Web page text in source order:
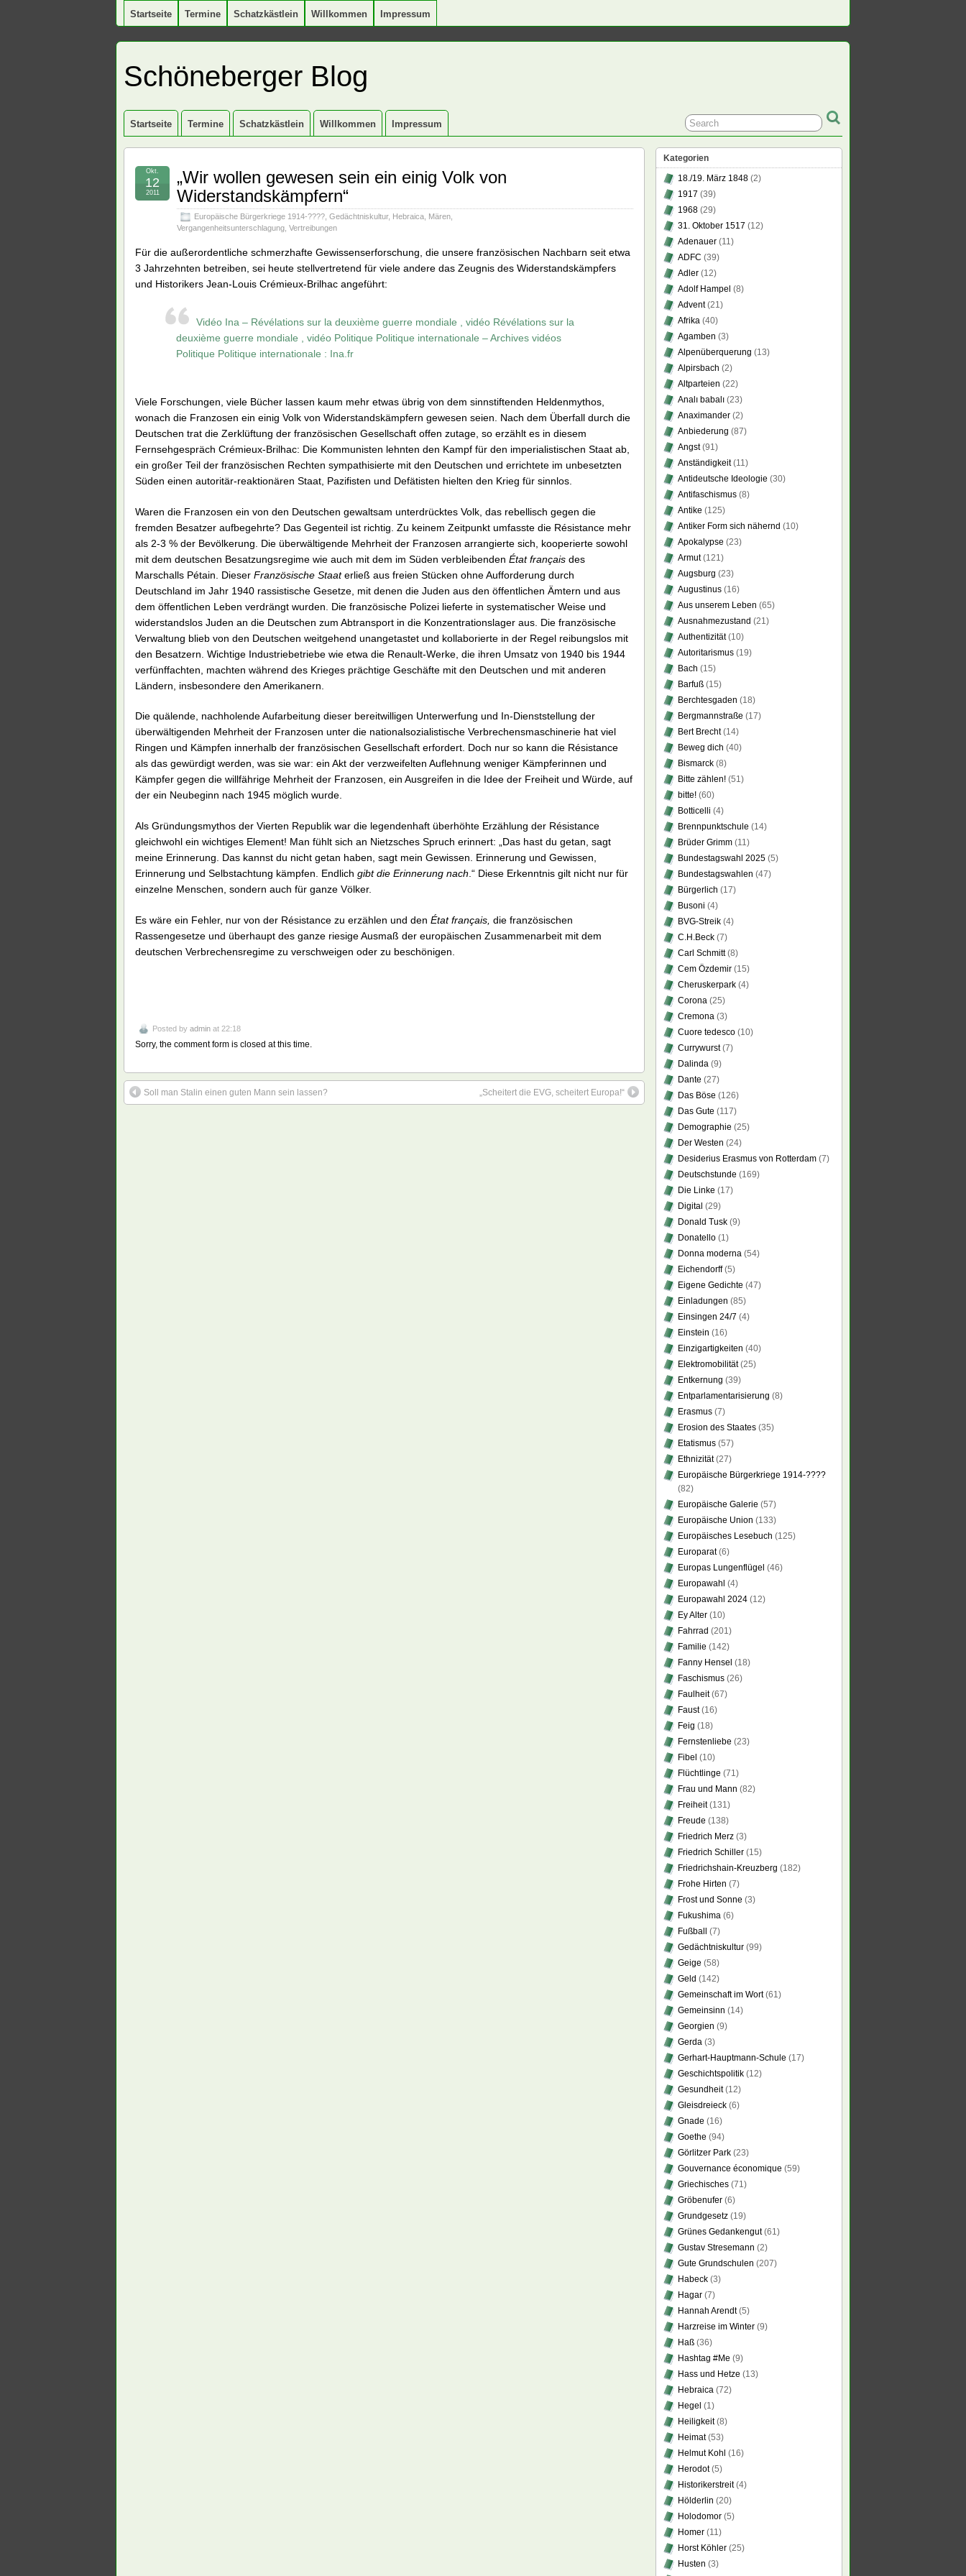
Startseite Termine Schatzkästlein Willkommen Impressum
Schöneberger Blog
Startseite Termine Schatzkästlein Willkommen Impressum
„Wir wollen gewesen sein ein einig Volk von
Widerstandskämpfern“
Europäische Bürgerkriege 1914-???? Gedächtniskultur, Hebraica Mären
Vergangenheitsunterschlagung Vertreibungen
Okt.
12
2011
Für die außerordentliche schmerzhafte Gewissenserforschung, die unsere französischen Nachbarn seit etwa
3 Jahrzehnten betreiben, sei heute stellvertretend für viele andere das Zeugnis des Widerstandskämpfers
und Historikers Jean-Louis Crémieux-Brilhac angeführt:
Vidéo Ina – Révélations sur la deuxième guerre mondiale , vidéo Révélations sur la
deuxième guerre mondiale , vidéo Politique Politique internationale – Archives vidéos
Politique Politique internationale : Ina.fr
Viele Forschungen, viele Bücher lassen kaum mehr etwas übrig von dem sinnstiftenden Heldenmythos,
wonach die Franzosen ein einig Volk von Widerstandskämpfern gewesen seien. Nach dem Überfall durch die
Deutschen trat die Zerklüftung der französischen Gesellschaft offen zutage, so erzählt es in diesem
Fernsehgespräch Crémieux-Brilhac: Die Kommunisten lehnten den Kampf für den imperialistischen Staat ab,
ein großer Teil der französischen Rechten sympathisierte mit den Deutschen und errichtete im unbesetzten
Süden einen autoritär-reaktionären Staat, Pazifisten und Defätisten hielten den Krieg für sinnlos.
Waren die Franzosen ein von den Deutschen gewaltsam unterdrücktes Volk, das rebellisch gegen die
fremden Besatzer aufbegehrte? Das Gegenteil ist richtig. Zu keinem Zeitpunkt umfasste die Résistance mehr
als 2-3 % der Bevölkerung. Die überwältigende Mehrheit der Franzosen arrangierte sich, kooperierte sowohl
mit dem deutschen Besatzungsregime wie auch mit dem im Süden verbleibenden État français des
Marschalls Pétain. Dieser Französische Staaterließ aus freien Stücken ohne Aufforderung durch
Deutschland im Jahr 1940 rassistische Gesetze, mit denen die Juden aus den öffentlichen Ämtern und aus
dem öffentlichen Leben verdrängt wurden. Die französische Polizei lieferte in systematischer Weise und
widerstandslos Juden an die Deutschen zum Abtransport in die Konzentrationslager aus. Die französische
Verwaltung blieb von den Deutschen weitgehend unangetastet und kollaborierte in der Regel reibungslos mit
den Besatzern. Wichtige Industriebetriebe wie etwa die Renault-Werke, die ihren Umsatz von 1940 bis 1944
verfünffachten, machten während des Krieges prächtige Geschäfte mit den Deutschen und mit anderen
Ländern, insbesondere den Amerikanern.
Die quälende, nachholende Aufarbeitung dieser bereitwilligen Unterwerfung und In-Dienststellung der
überwältigenden Mehrheit der Franzosen unter die nationalsozialistische Verbrechensmaschinerie hat viel
Ringen und Kämpfen innerhalb der französischen Gesellschaft erfordert. Doch nur so kann die Résistance
als das gewürdigt werden, was sie war: ein Akt der verzweifelten Auflehnung weniger Kämpferinnen und
Kämpfer gegen die willfährige Mehrheit der Franzosen, ein Ausgreifen in die Idee der Freiheit und Würde, auf
der ein Neubeginn nach 1945 möglich wurde.
Als Gründungsmythos der Vierten Republik war die legendenhaft überhöhte Erzählung der Résistance
gleichwohl ein wichtiges Element! Man fühlt sich an Nietzsches Spruch erinnert: „Das hast du getan, sagt
meine Erinnerung. Das kannst du nicht getan haben, sagt mein Gewissen. Erinnerung und Gewissen,
Erinnerung und Selbstachtung kämpfen. Endlich gibt die Erinnerung nach.“ Diese Erkenntnis gilt nicht nur für
einzelne Menschen, sondern auch für ganze Völker.
Es wäre ein Fehler, nur von der Résistance zu erzählen und den État français, die französischen
Rassengesetze und überhaupt des ganze riesige Ausmaß der europäischen Zusammenarbeit mit dem
deutschen Verbrechensregime zu verschweigen oder zu beschönigen.
Posted by admin at 22:18
Sorry, the comment form is closed at this time.
Soll man Stalin einen guten Mann sein lassen? „Scheitert die EVG, scheitert Europa!“
Kategorien
18./19. März 1848 (2)
1917 (39)
1968 (29)
31. Oktober 1517 (12)
Adenauer (11)
ADFC (39)
Adler (12)
Adolf Hampel (8)
Advent(21)
Afrika (40)
Agamben (3)
Alpenüberquerung (13)
Alpirsbach (2)
Altparteien (22)
Analı babalı (23)
Anaximander (2)
Anbiederung (87)
Angst(91)
Anständigkeit(11)
Antideutsche Ideologie (30)
Antifaschismus (8)
Antike (125)
Antiker Form sich nähernd (10)
Apokalypse (23)
Armut(121)
Augsburg (23)
Augustinus (16)
Aus unserem Leben (65)
Ausnahmezustand (21)
Authentizität(10)
Autoritarismus (19)
Bach (15)
Barfuß (15)
Berchtesgaden (18)
Bergmannstraße (17)
Bert Brecht(14)
Beweg dich (40)
Bismarck (8)
Bitte zählen! (51)
bitte! (60)
Botticelli (4)
Brennpunktschule (14)
Brüder Grimm (11)
Bundestagswahl 2025 (5)
Bundestagswahlen (47)
Bürgerlich (17)
Busoni (4)
BVG-Streik (4)
C.H.Beck (7)
Carl Schmitt(8)
Cem Özdemir (15)
Cheruskerpark (4)
Corona (25)
Cremona (3)
Cuore tedesco (10)
Currywurst(7)
Dalinda (9)
Dante (27)
Das Böse (126)
Das Gute (117)
Demographie (25)
Der Westen (24)
Desiderius Erasmus von Rotterdam (7)
Deutschstunde (169)
Die Linke (17)
Digital (29)
Donald Tusk (9)
Donatello (1)
Donna moderna (54)
Eichendorff(5)
Eigene Gedichte (47)
Einladungen (85)
Einsingen 24/7 (4)
Einstein (16)
Einzigartigkeiten (40)
Elektromobilität(25)
Entkernung (39)
Entparlamentarisierung (8)
Erasmus (7)
Erosion des Staates (35)
Etatismus (57)
Ethnizität(27)
Europäische Bürgerkriege 1914-????
(82)
Europäische Galerie (57)
Europäische Union (133)
Europäisches Lesebuch (125)
Europarat(6)
Europas Lungenflügel (46)
Europawahl (4)
Europawahl 2024 (12)
Ey Alter (10)
Fahrrad (201)
Familie (142)
Fanny Hensel (18)
Faschismus (26)
Faulheit(67)
Faust(16)
Feig (18)
Fernstenliebe (23)
Fibel (10)
Flüchtlinge (71)
Frau und Mann (82)
Freiheit(131)
Freude (138)
Friedrich Merz (3)
Friedrich Schiller (15)
Friedrichshain-Kreuzberg (182)
Frohe Hirten (7)
Frost und Sonne (3)
Fukushima (6)
Fußball
(7)
Gedächtniskultur (99)
Geige (58)
Geld (142)
Gemeinschaft im Wort(61)
Gemeinsinn (14)
Georgien (9)
Gerda (3)
Gerhart-Hauptmann-Schule (17)
Geschichtspolitik (12)
Gesundheit(12)
Gleisdreieck (6)
Gnade (16)
Goethe (94)
Görlitzer Park (23)
Gouvernance économique (59)
Griechisches (71)
Gröbenufer (6)
Grundgesetz (19)
Grünes Gedankengut(61)
Gustav Stresemann (2)
Gute Grundschulen (207)
Habeck (3)
Hagar (7)
Hannah Arendt(5)
Harzreise im Winter (9)
Haß (36)
Hashtag #Me (9)
Hass und Hetze (13)
Hebraica (72)
Hegel (1)
Heiligkeit(8)
Heimat(53)
Helmut Kohl (16)
Herodot(5)
Historikerstreit(4)
Hölderlin (20)
Holodomor (5)
Homer (11)
Horst Köhler (25)
Husten (3)